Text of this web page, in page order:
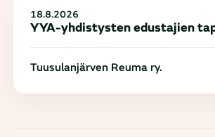
18.8.2026
YYA-yhdistysten edustajien
Tuusulanjärven Reuma ry.